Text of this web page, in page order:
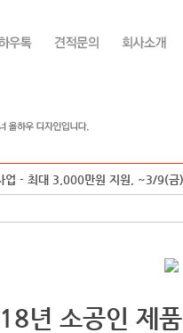
업 - 최대 3,000만원 지원, ~3/9(금)
년 소공인 제